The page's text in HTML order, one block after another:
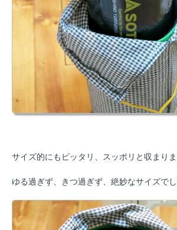
サイズ的にもピッタリ、スッポリと収まりま
ゆる過ぎず、きつ過ぎず、絶妙なサイズでし